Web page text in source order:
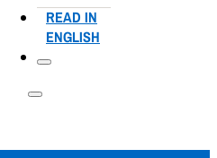
READ IN
ENGLISH